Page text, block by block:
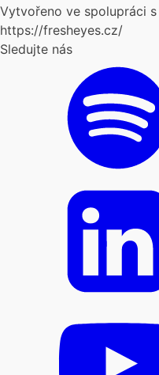
Vytvořeno ve spolupráci
https://fresheyes.cz/
Sledujte nás